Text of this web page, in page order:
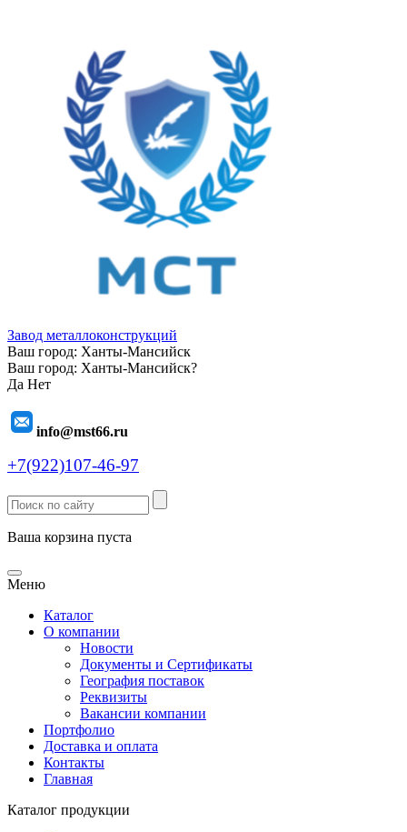
Завод металлоконструкций
Ваш город: Ханты-Мансийск
Ваш город: Ханты-Мансийск?
Да Нет
info@mst66.ru
+7(922)107-46-97
Ваша корзина пуста
Меню
Каталог
О компании
Новости
Документы и Сертификаты
География поставок
Реквизиты
Вакансии компании
Портфолио
Доставка и оплата
Контакты
Главная
Каталог продукции